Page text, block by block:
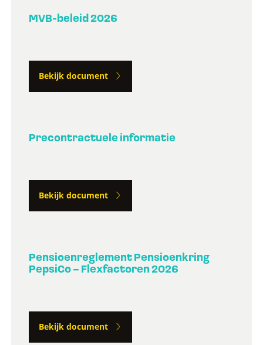
MVB-beleid 2026
Bekijk document
Precontractuele informatie
Bekijk document
Pensioenreglement Pensioenkring
PepsiCo – Flexfactoren 2026
Bekijk document